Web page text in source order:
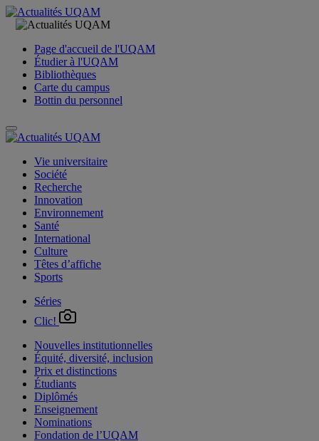
Page d'accueil de l'UQAM
Étudier à l'UQAM
Bibliothèques
Carte du campus
Bottin du personnel
Vie universitaire
Société
Recherche
Innovation
Environnement
Santé
International
Culture
Têtes d’affiche
Sports
Séries
Clic!
Nouvelles institutionnelles
Équité, diversité, inclusion
Prix et distinctions
Étudiants
Diplômés
Enseignement
Nominations
Fondation de l’UQAM